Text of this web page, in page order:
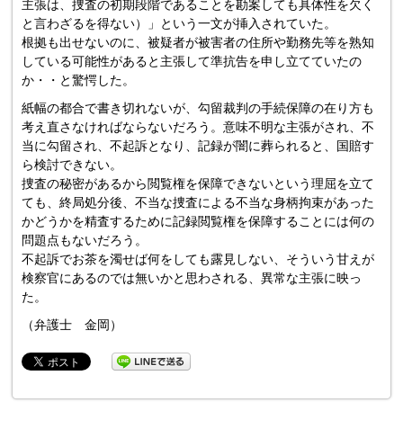
主張は、捜査の初期段階であることを勘案しても具体性を欠く
と言わざるを得ない）」という一文が挿入されていた。
根拠も出せないのに、被疑者が被害者の住所や勤務先等を熟知
している可能性があると主張して準抗告を申し立てていたの
か・・と驚愕した。
紙幅の都合で書き切れないが、勾留裁判の手続保障の在り方も
考え直さなければならないだろう。意味不明な主張がされ、不
当に勾留され、不起訴となり、記録が闇に葬られると、国賠す
ら検討できない。
捜査の秘密があるから閲覧権を保障できないという理屈を立て
ても、終局処分後、不当な捜査による不当な身柄拘束があった
かどうかを精査するために記録閲覧権を保障することには何の
問題点もないだろう。
不起訴でお茶を濁せば何をしても露見しない、そういう甘えが
検察官にあるのでは無いかと思わされる、異常な主張に映っ
た。
（弁護士 金岡）